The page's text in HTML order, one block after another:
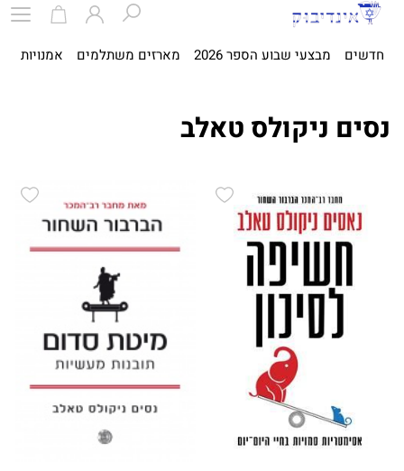
חדשים מבצעי שבוע הספר 2026 מארזים משתלמים אמנויות
נסים ניקולס טאלב